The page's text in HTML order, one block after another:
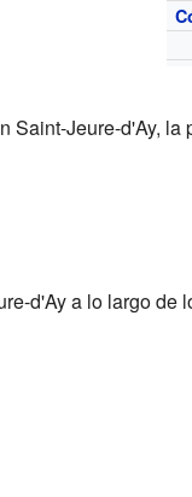
Saint-Jeure-d'Ay, la
d'Ay a lo largo de